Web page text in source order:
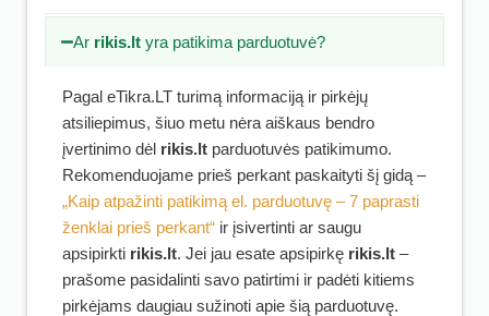
Ar rikis.lt yra patikima parduotuvė?
Pagal eTikra.LT turimą informaciją ir pirkėjų
atsiliepimus, šiuo metu nėra aiškaus bendro
įvertinimo dėl rikis.lt parduotuvės patikimumo.
Rekomenduojame prieš perkant paskaityti šį gidą –
„Kaip atpažinti patikimą el. parduotuvę – 7 paprasti
ženklai prieš perkant“ ir įsivertinti ar saugu
apsipirkti rikis.lt. Jei jau esate apsipirkę rikis.lt –
prašome pasidalinti savo patirtimi ir padėti kitiems
pirkėjams daugiau sužinoti apie šią parduotuvę.